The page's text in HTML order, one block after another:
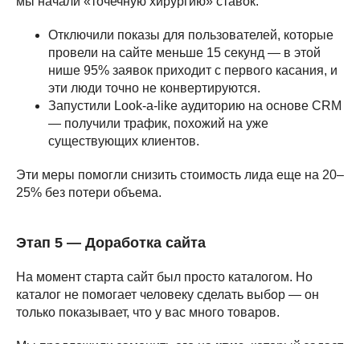
Отключили показы для пользователей, которые
провели на сайте меньше 15 секунд — в этой
нише 95% заявок приходит с первого касания, и
эти люди точно не конвертируются.
Запустили Look-a-like аудиторию на основе CRM
— получили трафик, похожий на уже
существующих клиентов.
Эти меры помогли снизить стоимость лида еще на 20–
25% без потери объема.
Этап 5 — Доработка сайта
На момент старта сайт был просто каталогом. Но
каталог не помогает человеку сделать выбор — он
только показывает, что у вас много товаров.